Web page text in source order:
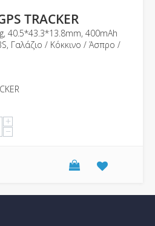
TRACKER
40.5*43.3*13.8mm, 400mAh
Γαλάζιο / Κόκκινο / Άσπρο /
+
−